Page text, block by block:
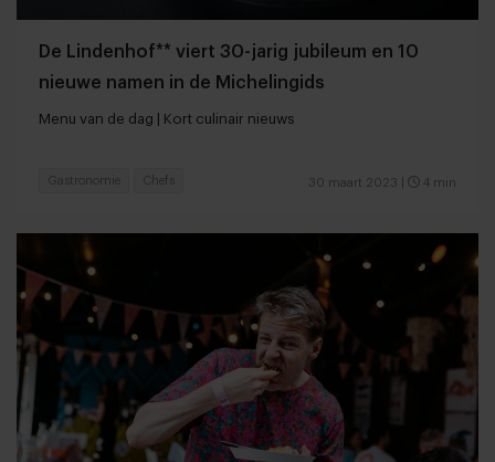
De Lindenhof** viert 30-jarig jubileum en 10
nieuwe namen in de Michelingids
Menu van de dag | Kort culinair nieuws
30 maart 2023 4 min
Gastronomie Chefs